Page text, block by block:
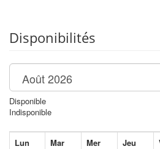
Disponibilités
Disponible
Indisponible
Lun Mar Mer Jeu